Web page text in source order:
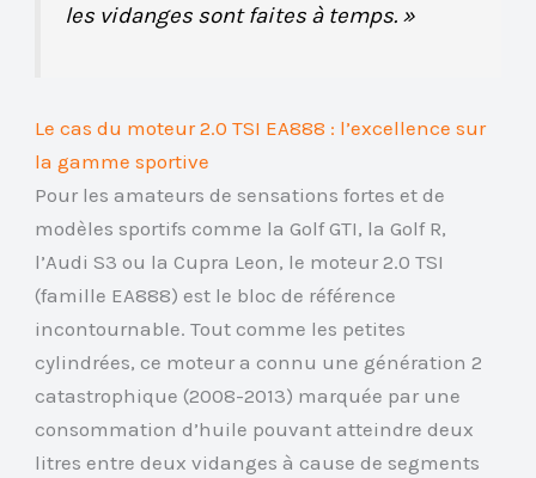
les vidanges sont faites à temps. »
Le cas du moteur 2.0 TSI EA888 : l’excellence sur
la gamme sportive
Pour les amateurs de sensations fortes et de
modèles sportifs comme la Golf GTI, la Golf R,
l’Audi S3 ou la Cupra Leon, le moteur 2.0 TSI
(famille EA888) est le bloc de référence
incontournable. Tout comme les petites
cylindrées, ce moteur a connu une génération 2
catastrophique (2008-2013) marquée par une
consommation d’huile pouvant atteindre deux
litres entre deux vidanges à cause de segments